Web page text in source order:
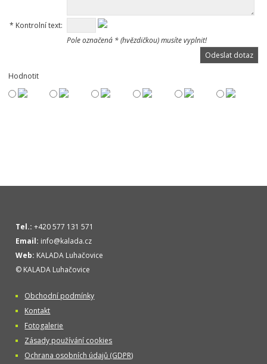
* Kontrolní text:
Pole označená * (hvězdičkou) musíte vyplnit!
Hodnotit
Tel.: +420 577 131 571
Email: info@kalada.cz
Web: KALADA Luhačovice
© KALADA Luhačovice
Obchodní podmínky
Kontakt
Fotogalerie
Zásady používání cookies
Ochrana osobních údajů (GDPR)